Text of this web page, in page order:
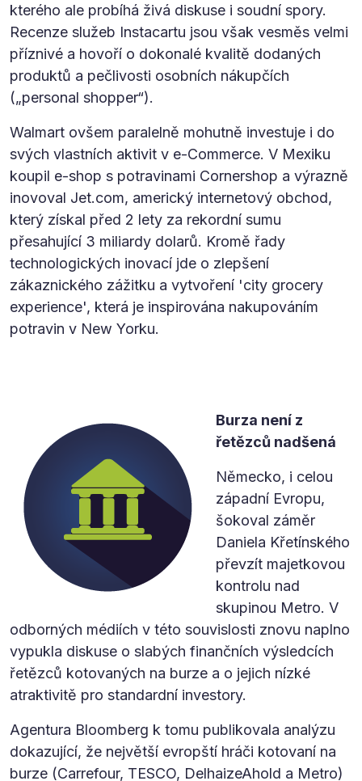
kterého ale probíhá živá diskuse i soudní spory.
Recenze služeb Instacartu jsou však vesměs velmi
příznivé a hovoří o dokonalé kvalitě dodaných
produktů a pečlivosti osobních nákupčích
(„personal shopper“).
Walmart ovšem paralelně mohutně investuje i do
svých vlastních aktivit v e-Commerce. V Mexiku
koupil e-shop s potravinami Cornershop a výrazně
inovoval Jet.com, americký internetový obchod,
který získal před 2 lety za rekordní sumu
přesahující 3 miliardy dolarů. Kromě řady
technologických inovací jde o zlepšení
zákaznického zážitku a vytvoření 'city grocery
experience', která je inspirována nakupováním
potravin v New Yorku.
Burza není z
řetězců nadšená
Německo, i celou
západní Evropu,
šokoval záměr
Daniela Křetínského
převzít majetkovou
kontrolu nad
skupinou Metro. V
odborných médiích v této souvislosti znovu naplno
vypukla diskuse o slabých finančních výsledcích
řetězců kotovaných na burze a o jejich nízké
atraktivitě pro standardní investory.
Agentura Bloomberg k tomu publikovala analýzu
dokazující, že největší evropští hráči kotovaní na
burze (Carrefour, TESCO, DelhaizeAhold a Metro)